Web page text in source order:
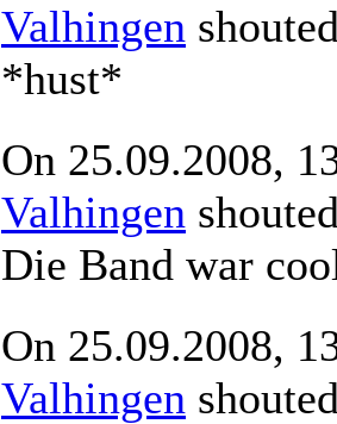
Valhingen
*hust*
On 25.09.2008,
Valhingen
Die Band war
On 25.09.2008,
Valhingen